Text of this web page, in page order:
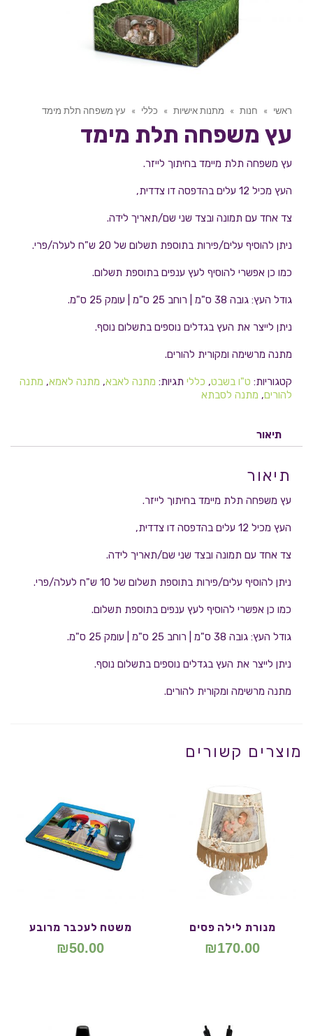
ראשי » חנות » מתנות אישיות » כללי » עץ משפחה תלת מימד
עץ משפחה תלת מימד
עץ משפחה תלת מיימד בחיתוך לייזר.
העץ מכיל 12 עלים בהדפסה דו צדדית,
צד אחד עם תמונה ובצד שני שם/תאריך לידה.
ניתן להוסיף עלים/פירות בתוספת תשלום של 20 ש"ח לעלה/פרי.
כמו כן אפשרי להוסיף לעץ ענפים בתוספת תשלום.
גודל העץ: גובה 38 ס"מ | רוחב 25 ס"מ | עומק 25 ס"מ.
ניתן לייצר את העץ בגדלים נוספים בתשלום נוסף.
מתנה מרשימה ומקורית להורים.
קטגוריות: ט"ו בשבט, כללי תגיות: מתנה לאבא, מתנה לאמא, מתנה
להורים, מתנה לסבתא
תיאור
תיאור
עץ משפחה תלת מיימד בחיתוך לייזר.
העץ מכיל 12 עלים בהדפסה דו צדדית,
צד אחד עם תמונה ובצד שני שם/תאריך לידה.
ניתן להוסיף עלים/פירות בתוספת תשלום של 10 ש"ח לעלה/פרי.
כמו כן אפשרי להוסיף לעץ ענפים בתוספת תשלום.
גודל העץ: גובה 38 ס"מ | רוחב 25 ס"מ | עומק 25 ס"מ.
ניתן לייצר את העץ בגדלים נוספים בתשלום נוסף.
מתנה מרשימה ומקורית להורים.
מוצרים קשורים
מנורת לילה פסים
₪170.00
משטח לעכבר מרובע
₪50.00